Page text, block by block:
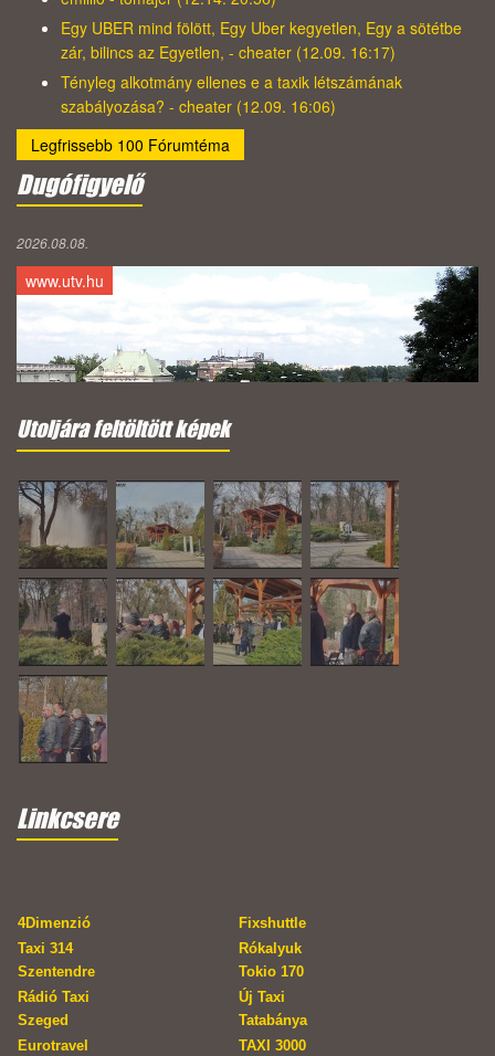
Egy UBER mind fölött, Egy Uber kegyetlen, Egy a sötétbe
zár, bilincs az Egyetlen, - cheater (12.09. 16:17)
Tényleg alkotmány ellenes e a taxik létszámának
szabályozása? - cheater (12.09. 16:06)
Legfrissebb 100 Fórumtéma
Dugófigyelő
2026.08.08.
www.utv.hu
Utoljára feltöltött képek
Linkcsere
4Dimenzió
Fixshuttle
Taxi 314
Szentendre
Rókalyuk
Tokio 170
Rádió Taxi
Szeged
Új Taxi
Tatabánya
Eurotravel
TAXI 3000